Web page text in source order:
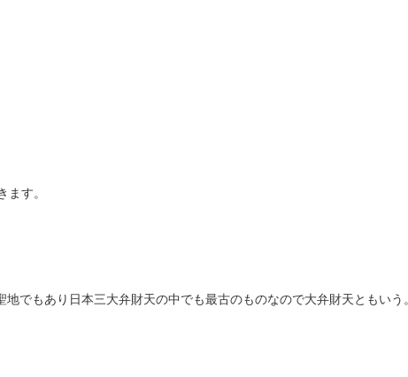
す。
もあり日本三大弁財天の中でも最古のものなので大弁財天ともいう。